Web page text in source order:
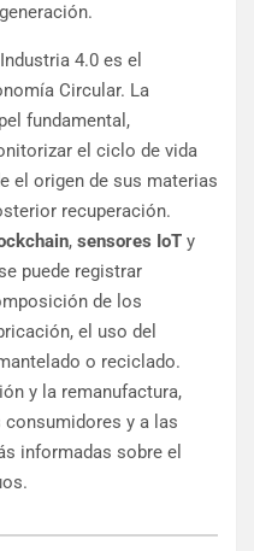
4.0 es el
Circular. La
fundamental,
el ciclo de vida
el origen de sus materias
recuperación.
, sensores IoT y
puede registrar
de los
el uso del
o reciclado.
y la remanufactura,
y a las
informadas sobre el